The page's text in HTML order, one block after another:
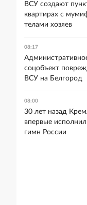
ВСУ создают
квартирах с
телами хозяев
08:17
соцобъект
ВСУ на Белгород
08:00
30 лет назад
впервые
гимн России